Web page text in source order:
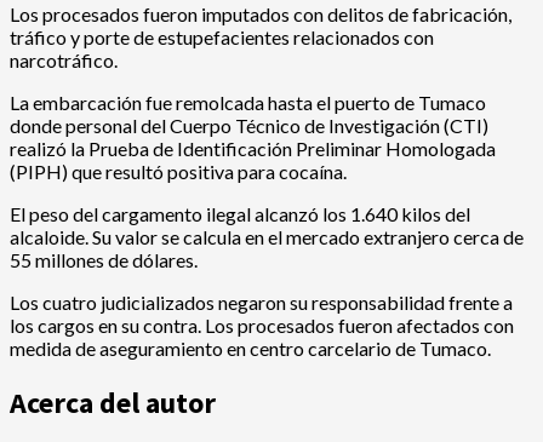
Los procesados fueron imputados con delitos de fabricación,
tráfico y porte de estupefacientes relacionados con
narcotráfico.
La embarcación fue remolcada hasta el puerto de Tumaco
donde personal del Cuerpo Técnico de Investigación (CTI)
realizó la Prueba de Identificación Preliminar Homologada
(PIPH) que resultó positiva para cocaína.
El peso del cargamento ilegal alcanzó los 1.640 kilos del
alcaloide. Su valor se calcula en el mercado extranjero cerca de
55 millones de dólares.
Los cuatro judicializados negaron su responsabilidad frente a
los cargos en su contra. Los procesados fueron afectados con
medida de aseguramiento en centro carcelario de Tumaco.
Acerca del autor